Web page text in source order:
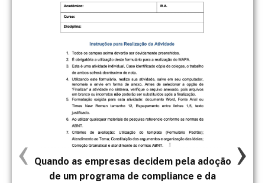
Quando as empresas decidem pela adoção
de um programa de compliance e da
‹ ›